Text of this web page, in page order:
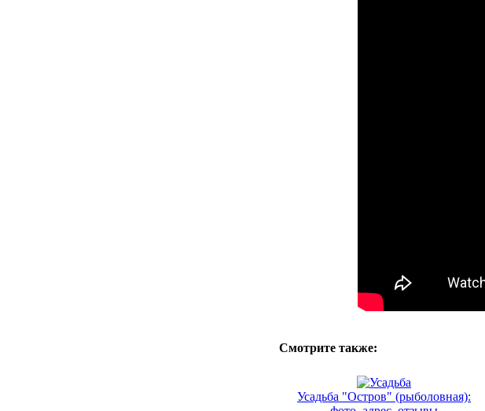
Смотрите также:
Усадьба "Остров" (рыболовная):